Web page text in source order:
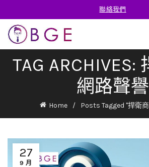
聯絡我們
TAG ARCHIVES:
網路聲譽
Home Posts Tagged "捍衛
27
9 月